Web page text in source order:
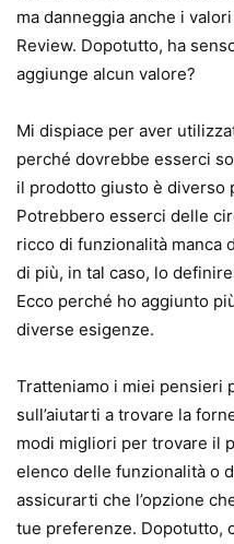
ma danneggia anche i
Review. Dopotutto, ha
aggiunge alcun valore?
Mi dispiace per aver
perché dovrebbe esserci
il prodotto giusto è diverso
Potrebbero esserci delle
ricco di funzionalità manca
di più, in tal caso, lo
Ecco perché ho aggiunto
diverse esigenze.
Tratteniamo i miei pensieri
sull’aiutarti a trovare la
modi migliori per trovare il
elenco delle funzionalità o
assicurarti che l’opzione
tue preferenze. Dopotutto,